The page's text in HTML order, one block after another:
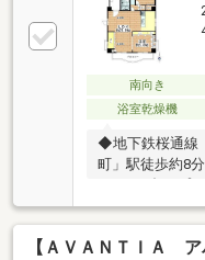
南向き
浴室乾燥機
◆地下鉄桜通線
町」駅徒歩約8
換気乾燥暖房
テムキッチン
張替え ◎建具
【ＡＶＡＮＴＩＡ